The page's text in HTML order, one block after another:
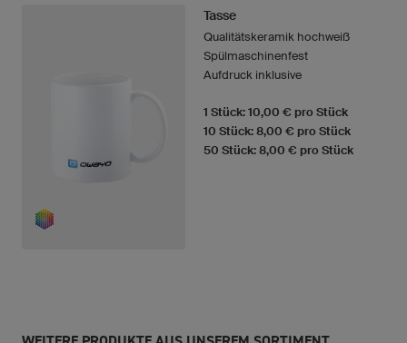
Tasse
Qualitätskeramik hochweiß
Spülmaschinenfest
Aufdruck inklusive
1 Stück: 10,00 € pro Stück
10 Stück: 8,00 € pro Stück
50 Stück: 8,00 € pro Stück